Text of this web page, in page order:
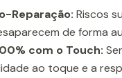
Reparação: Riscos
de forma
com o Touch:
ao toque e a